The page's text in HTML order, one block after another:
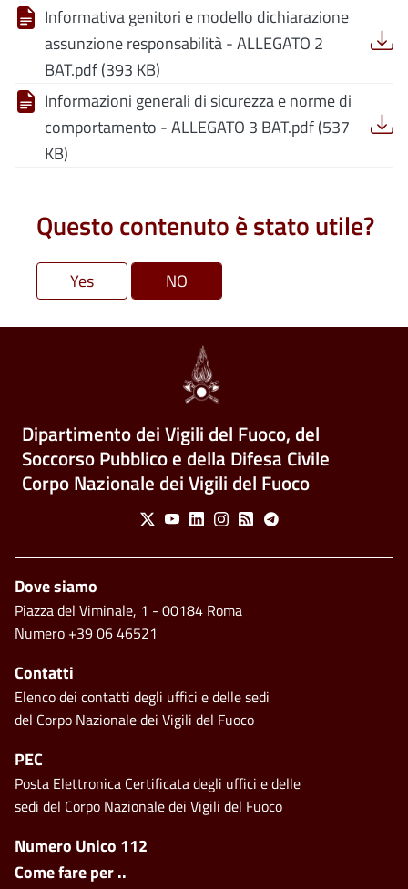
Informativa genitori e modello dichiarazione
assunzione responsabilità - ALLEGATO 2
BAT.pdf (393 KB)
Informazioni generali di sicurezza e norme di
comportamento - ALLEGATO 3 BAT.pdf (537
KB)
Questo contenuto è stato utile?
Dipartimento dei Vigili del Fuoco, del
Soccorso Pubblico e della Difesa Civile
Corpo Nazionale dei Vigili del Fuoco
Social Menu
X YoutubeLinkedinInstagram
Feed Telegram
Footer side menu
Numero Unico 112
Come fare per ..
Piè di pagina
Dove siamo
Piazza del Viminale, 1 - 00184 Roma
Numero +39 06 46521
Contatti
Elenco dei contatti degli uffici e delle sedi
del Corpo Nazionale dei Vigili del Fuoco
PEC
Posta Elettronica Certificata degli uffici e delle
sedi del Corpo Nazionale dei Vigili del Fuoco